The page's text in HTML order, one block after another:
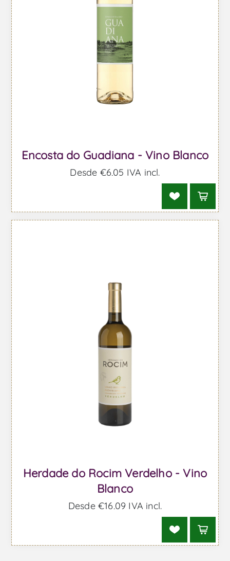
Encosta do Guadiana - Vino Blanco
Desde €6,05 IVA incl.
Herdade do Rocim Verdelho - Vino
Blanco
Desde €16,09 IVA incl.